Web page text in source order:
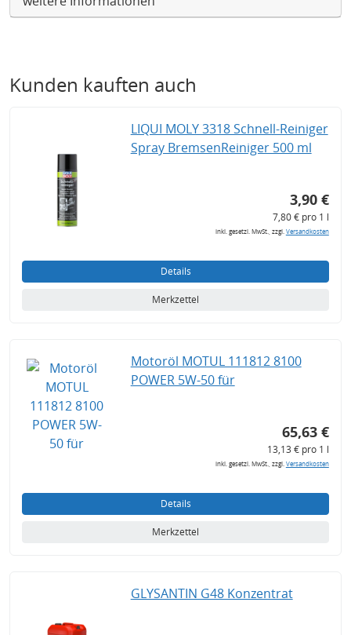
Kunden kauften auch
LIQUI MOLY 3318 Schnell-Reiniger
Spray BremsenReiniger 500 ml
3,90 €
7,80 € pro 1 l
inkl. gesetzl. MwSt., zzgl.Versandkosten
Details
Merkzettel
Motoröl MOTUL 111812 8100
POWER 5W-50 für
65,63 €
13,13 € pro 1 l
inkl. gesetzl. MwSt., zzgl.Versandkosten
Details
Merkzettel
GLYSANTIN G48 Konzentrat